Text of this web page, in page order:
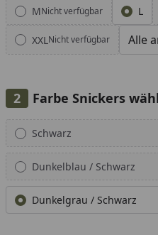
MNicht verfügbar L
XXL Nicht verfügbar Alle
Farbe Snickers
Alle anzeigen (3)
Schwarz
Dunkelblau / Schwarz
Dunkelgrau / Schwarz